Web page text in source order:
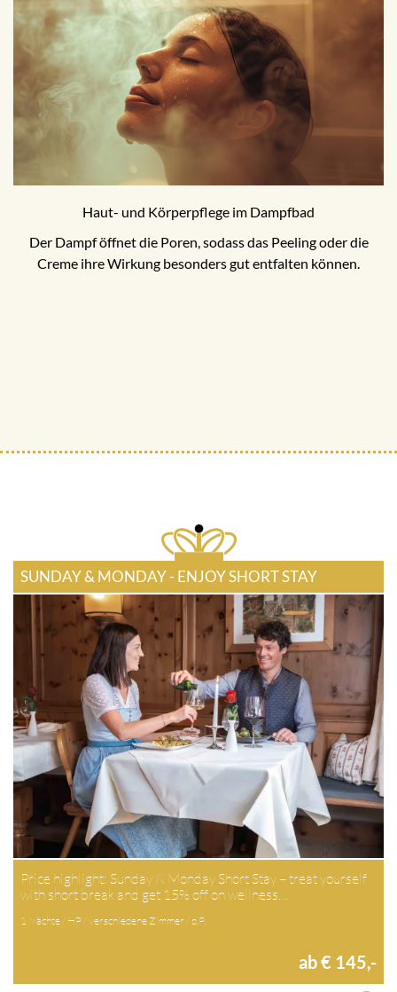
Haut- und Körperpflege im Dampfbad
Der Dampf öffnet die Poren, sodass das Peeling oder die
Creme ihre Wirkung besonders gut entfalten können.
SUNDAY & MONDAY - ENJOY SHORT STAY
Price highlight: Sunday & Monday Short Stay – treat yourself
with short break and get 15% off on wellness…
1 Nächte / HP / verschiedene Zimmer / p.P.
ab € 145,-